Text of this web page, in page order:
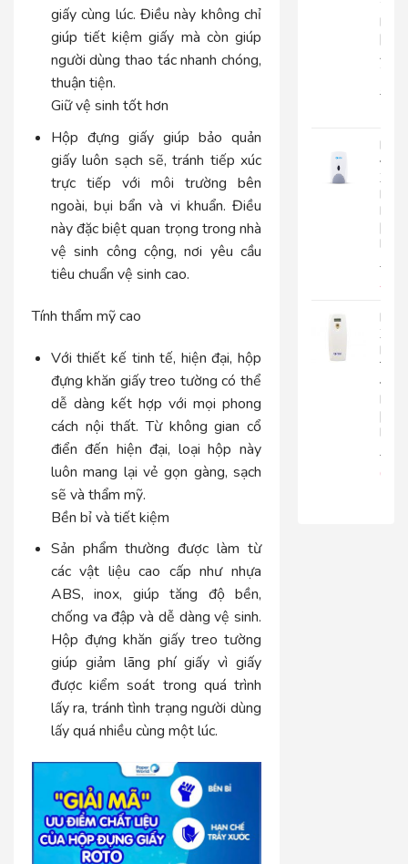
giấy cùng lúc. Điều này không chỉ
giúp tiết kiệm giấy mà còn giúp
người dùng thao tác nhanh chóng,
thuận tiện.
Giữ vệ sinh tốt hơn
Hộp đựng giấy giúp bảo quản
giấy luôn sạch sẽ, tránh tiếp xúc
trực tiếp với môi trường bên
ngoài, bụi bẩn và vi khuẩn. Điều
này đặc biệt quan trọng trong nhà
vệ sinh công cộng, nơi yêu cầu
tiêu chuẩn vệ sinh cao.
Tính thẩm mỹ cao
Với thiết kế tinh tế, hiện đại, hộp
đựng khăn giấy treo tường có thể
dễ dàng kết hợp với mọi phong
cách nội thất. Từ không gian cổ
điển đến hiện đại, loại hộp này
luôn mang lại vẻ gọn gàng, sạch
sẽ và thẩm mỹ.
Bền bỉ và tiết kiệm
Sản phẩm thường được làm từ
các vật liệu cao cấp như nhựa
ABS, inox, giúp tăng độ bền,
chống va đập và dễ dàng vệ sinh.
Hộp đựng khăn giấy treo tường
giúp giảm lãng phí giấy vì giấy
được kiểm soát trong quá trình
lấy ra, tránh tình trạng người dùng
lấy quá nhiều cùng một lúc.
2
Lớp
|
2
Bình
Xà
|
RT800
Máy
Xịt
Tự
|
RT816